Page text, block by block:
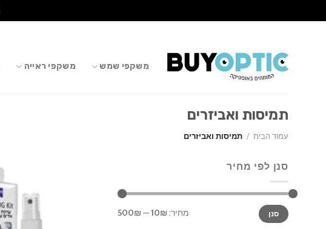
משקפי שמש משקפי ראייה
תמיסות ואביזרים
עמוד הבית / תמיסות ואביזרים
סנן לפי מחיר
מחיר
מינימלי
מחיר
מקסימלי
סנן מחיר: 10₪
—
500₪